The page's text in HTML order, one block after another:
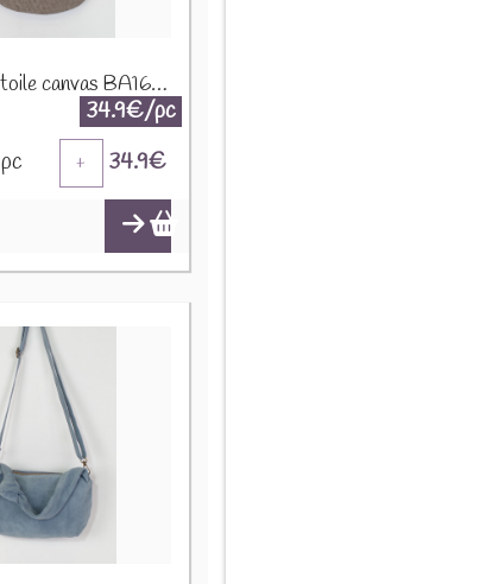
Sac banane toile canvas BA166 Taupe
34.9€/pc
pc + 34.9€